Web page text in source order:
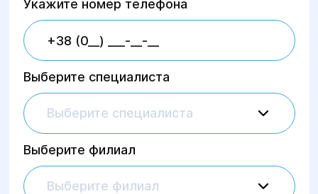
Укажите номер телефона
Выберите специалиста
Выберите специалиста
Выберите филиал
Выберите филиал